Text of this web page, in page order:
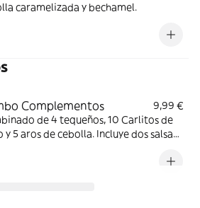
caramelizada y bechamel.
Complementos
9,99 €
de 4 tequeños, 10 Carlitos de
y 5 aros de cebolla. Incluye dos salsas